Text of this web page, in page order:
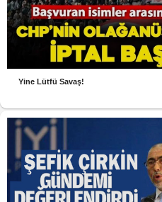
Yine Lütfü Savaş!